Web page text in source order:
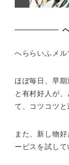
へららいふメル
ほぼ毎日、早
と有村好人が
て、 コツコツ
また、新し物
ービスを試して